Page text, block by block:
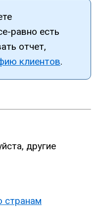
равно есть
отчет,
клиентов.
другие
странам